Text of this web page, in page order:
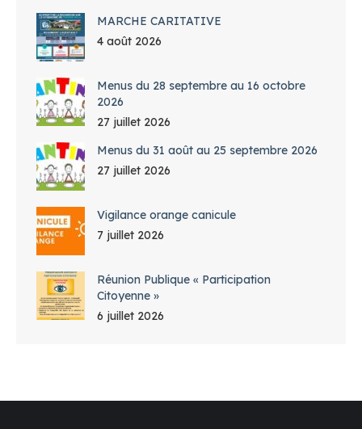
MARCHE CARITATIVE
4 août 2026
Menus du 28 septembre au 16 octobre
2026
27 juillet 2026
Menus du 31 août au 25 septembre 2026
27 juillet 2026
Vigilance orange canicule
7 juillet 2026
Réunion Publique « Participation
Citoyenne »
6 juillet 2026